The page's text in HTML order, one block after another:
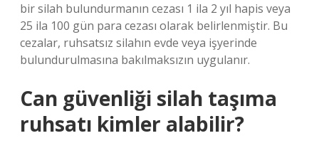
bir silah bulundurmanın cezası 1 ila 2 yıl hapis veya
25 ila 100 gün para cezası olarak belirlenmiştir. Bu
cezalar, ruhsatsız silahın evde veya işyerinde
bulundurulmasına bakılmaksızın uygulanır.
Can güvenliği silah taşıma
ruhsatı kimler alabilir?